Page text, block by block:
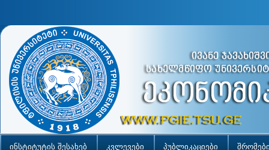
ინსტიტუტის შესახებ კვლევები პუბლიკაციები